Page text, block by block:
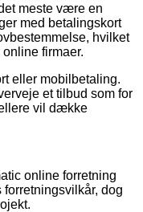
meste være en
med betalingskort
hvilket
firmaer.
eller mobilbetaling.
et tilbud som for
vil dække
online forretning
dog